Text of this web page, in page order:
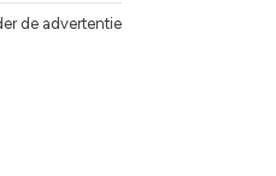
de advertentie